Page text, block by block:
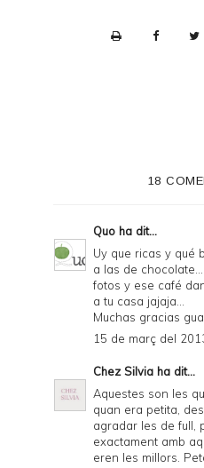
r
e
n
l
y
a
n
18
Quo ha dit...
Uy que ricas y qué
a las de
fotos y ese café
a tu casa jajaja...
Muchas gracias
15 de març del
Chez Silvia ha dit...
Aquestes son les
quan era petita,
agradar les de full,
exactament amb
eren les millors.